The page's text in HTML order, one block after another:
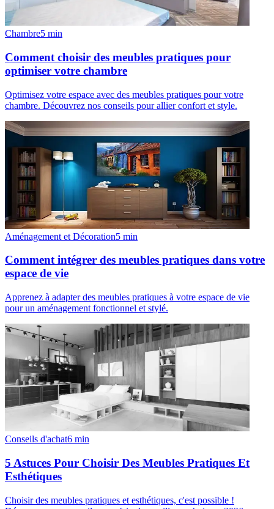
Chambre5 min
Comment choisir des meubles pratiques pour
optimiser votre chambre
Optimisez votre espace avec des meubles pratiques pour votre
chambre. Découvrez nos conseils pour allier confort et style.
Aménagement et Décoration5 min
Comment intégrer des meubles pratiques dans votre
espace de vie
Apprenez à adapter des meubles pratiques à votre espace de vie
pour un aménagement fonctionnel et stylé.
Conseils d'achat6 min
5 Astuces Pour Choisir Des Meubles Pratiques Et
Esthétiques
Choisir des meubles pratiques et esthétiques, c'est possible !